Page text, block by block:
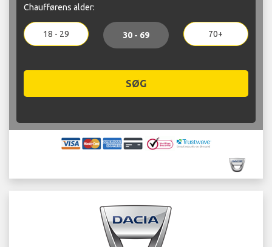
Chaufførens alder:
18 - 29 30 - 69 70+
SØG